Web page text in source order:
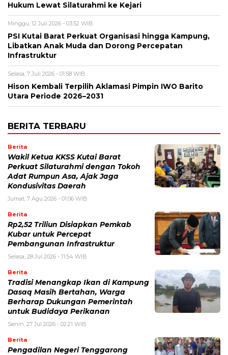
Hukum Lewat Silaturahmi ke Kejari
Minggu, 12 Juli 2026 - 03:52 WIB
PSI Kutai Barat Perkuat Organisasi hingga Kampung,
Libatkan Anak Muda dan Dorong Percepatan
Infrastruktur
Selasa, 7 Juli 2026 - 01:58 WIB
Hison Kembali Terpilih Aklamasi Pimpin IWO Barito
Utara Periode 2026–2031
BERITA TERBARU
Berita
Wakil Ketua KKSS Kutai Barat
Perkuat Silaturahmi dengan Tokoh
Adat Rumpun Asa, Ajak Jaga
Kondusivitas Daerah
Jumat, 7 Agu 2026 - 01:06 WIB
Berita
Rp2,52 Triliun Disiapkan Pemkab
Kubar untuk Percepat
Pembangunan Infrastruktur
Selasa, 28 Jul 2026 - 11:54 WIB
Berita
Tradisi Menangkap Ikan di Kampung
Dasaq Masih Bertahan, Warga
Berharap Dukungan Pemerintah
untuk Budidaya Perikanan
Senin, 27 Jul 2026 - 02:21 WIB
Berita
Pengadilan Negeri Tenggarong